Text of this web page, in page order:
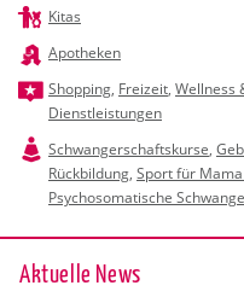
Kitas
Apotheken
Shopping, Freizeit, Wellness
Dienstleistungen
Schwangerschaftskurse,
Rückbildung, Sport für
Psychosomatische
Ak­tu­el­le News